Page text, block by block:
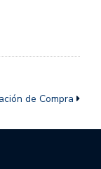
de Compra